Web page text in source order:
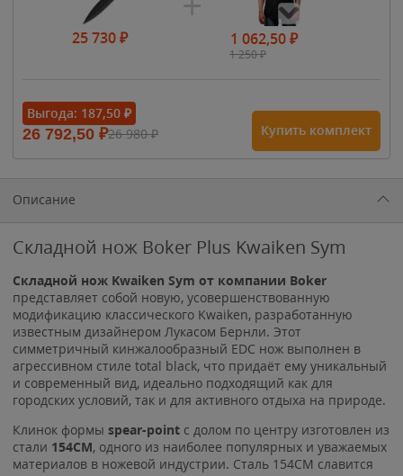
25 730₽ 1 062,50₽
1 250₽
1 615₽
1 900₽1 900₽
Выгода: 187,50 ₽
26 792,50 ₽26 980₽ Купить комплект
Описание
Складной нож Boker Plus Kwaiken Sym
Складной нож Kwaiken Sym от компании Boker
представляет собой новую, усовершенствованную
модификацию классического Kwaiken, разработанную
известным дизайнером Лукасом Бернли. Этот
симметричный кинжалообразный EDC нож выполнен в
агрессивном стиле total black, что придаёт ему уникальный
и современный вид, идеально подходящий как для
городских условий, так и для активного отдыха на природе.
Клинок формы spear-point с долом по центру изготовлен из
стали 154CM, одного из наиболее популярных и уважаемых
материалов в ножевой индустрии. Сталь 154CM славится